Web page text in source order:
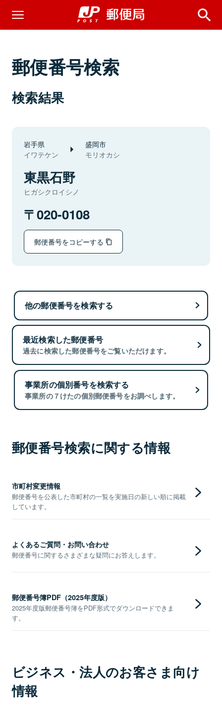
郵便番号検索
検索結果
岩手県
イワテケン
盛岡市
モリオカシ
東黒石野
ヒガシクロイシノ
020-0108
郵便番号をコピーする
他の郵便番号を検索する
最近検索した郵便番号
過去に検索した郵便番号をご覧いただけます。
事業所の個別番号を検索する
事業所の７けたの個別郵便番号をお調べします。
郵便番号検索に関する情報
市町村変更情報
郵便番号を公表した市町村の一覧を実施日の新しい順に掲載
しています。
よくあるご質問・お問い合わせ
郵便番号に関するさまざまな疑問にお答えします。
郵便番号簿PDF（2025年度版）
2025年度版郵便番号簿をPDF形式でダウンロードできま
す。
ビジネス・法人のお客さま向け
情報